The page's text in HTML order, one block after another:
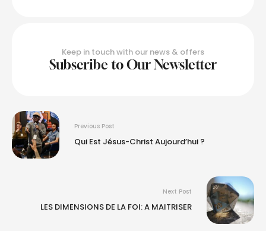
Keep in touch with our news & offers
Subscribe to Our Newsletter
Previous Post
Qui Est Jésus-Christ Aujourd’hui ?
Next Post
LES DIMENSIONS DE LA FOI: A MAITRISER